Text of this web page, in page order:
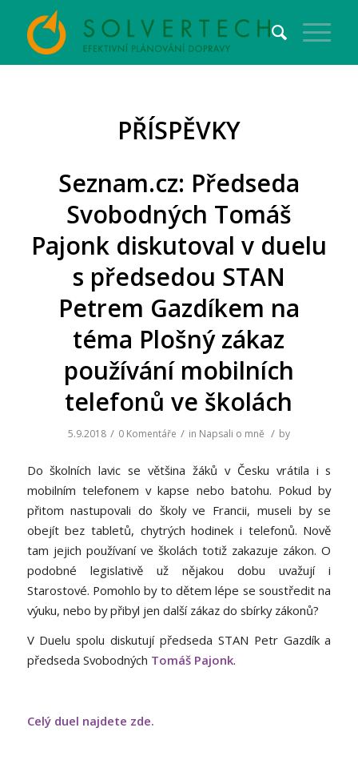
PŘÍSPĚVKY
Seznam.cz: Předseda
Svobodných Tomáš
Pajonk diskutoval v duelu
s předsedou STAN
Petrem Gazdíkem na
téma Plošný zákaz
používání mobilních
telefonů ve školách
5.9.2018 / 0 Komentáře / in Napsali o mně / by
Do školních lavic se většina žáků v Česku vrátila i s
mobilním telefonem v kapse nebo batohu. Pokud by
přitom nastupovali do školy ve Francii, museli by se
obejít bez tabletů, chytrých hodinek i telefonů. Nově
tam jejich používaní ve školách totiž zakazuje zákon. O
podobné legislativě už nějakou dobu uvažují i
Starostové. Pomohlo by to dětem lépe se soustředit na
výuku, nebo by přibyl jen další zákaz do sbírky zákonů?
V Duelu spolu diskutují předseda STAN Petr Gazdík a
předseda Svobodných Tomáš Pajonk.
Celý duel najdete zde.